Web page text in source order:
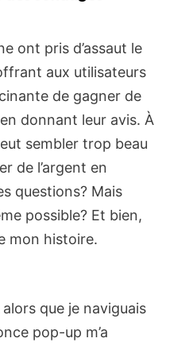
ont pris d’assaut le
aux utilisateurs
de gagner de
donnant leur avis. À
sembler trop beau
de l’argent en
questions? Mais
possible? Et bien,
mon histoire.
que je naviguais
pop-up m’a